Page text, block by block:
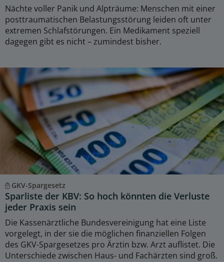
Nächte voller Panik und Alpträume: Menschen mit einer
posttraumatischen Belastungsstörung leiden oft unter
extremen Schlafstörungen. Ein Medikament speziell
dagegen gibt es nicht – zumindest bisher.
GKV-Spargesetz
Sparliste der KBV: So hoch könnten die Verluste
jeder Praxis sein
Die Kassenärztliche Bundesvereinigung hat eine Liste
vorgelegt, in der sie die möglichen finanziellen Folgen
des GKV-Spargesetzes pro Ärztin bzw. Arzt auflistet. Die
Unterschiede zwischen Haus- und Fachärzten sind groß.